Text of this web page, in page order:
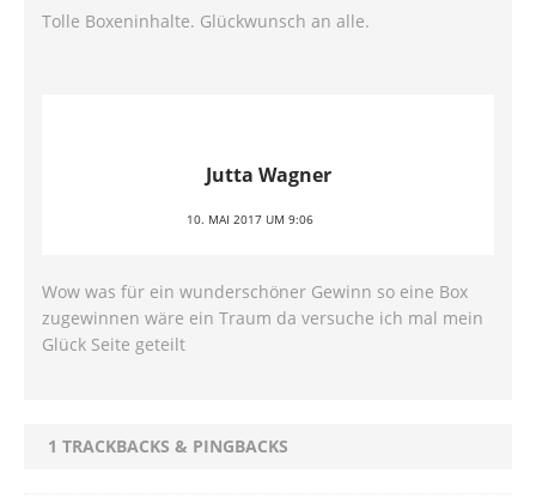
Tolle Boxeninhalte. Glückwunsch an alle.
Jutta Wagner
10. MAI 2017 UM 9:06
Wow was für ein wunderschöner Gewinn so eine Box
zugewinnen wäre ein Traum da versuche ich mal mein
Glück Seite geteilt
1 TRACKBACKS & PINGBACKS